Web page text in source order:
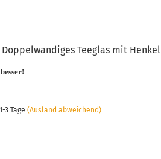
Teeglas mit Henkel
1-3 Tage (Ausland abweichend)